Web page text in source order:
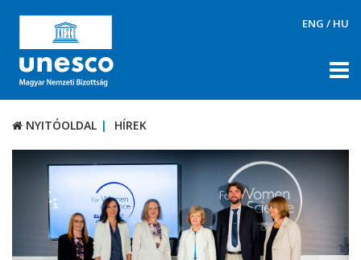
ENG / HU
NYITÓOLDAL HÍREK
RÓLUNK
TÉMÁK
DOKUMENTUMTÁR
PÁLYÁZATOK / DÍJAK
NYITÓOLDAL HÍREK